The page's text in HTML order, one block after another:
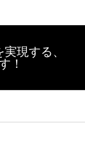
現する、
！